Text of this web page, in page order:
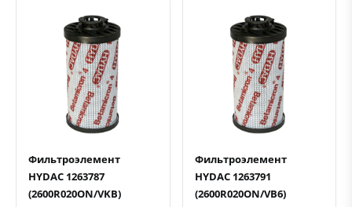
Быстрый просмотрДобавить к сравнению
Фильтроэлемент
HYDAC 1263787
(2600R020ON/VKB)
Быстрый просмотрДобавить к сравнению
Фильтроэлемент
HYDAC 1263791
(2600R020ON/VB6)